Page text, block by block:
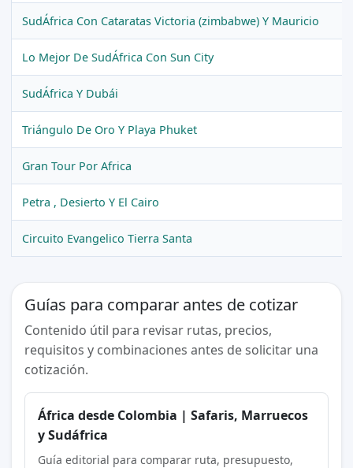
SudÁfrica Con Cataratas Victoria (zimbabwe) Y Mauricio
Lo Mejor De SudÁfrica Con Sun City
SudÁfrica Y Dubái
Triángulo De Oro Y Playa Phuket
Gran Tour Por Africa
Petra , Desierto Y El Cairo
Circuito Evangelico Tierra Santa
Guías para comparar antes de cotizar
Contenido útil para revisar rutas, precios,
requisitos y combinaciones antes de solicitar una
cotización.
África desde Colombia | Safaris, Marruecos
y Sudáfrica
Guía editorial para comparar ruta, presupuesto,